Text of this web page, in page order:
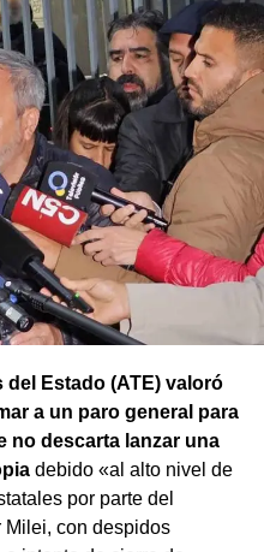
del Estado (ATE) valoró
a un paro general para
no descarta lanzar una
debido «al alto nivel de
por parte del
con despidos